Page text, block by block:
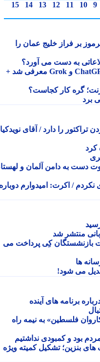
10
11
12
13
14
15
بر فراز خلیج عمان را
به دست می آورد؟
ساعت هوشمند رولمی مجهز به ChatGPT و Grok معرفی شد +
گره کار کجاست؟
را دارد / آقای نویدکیا!
به دامن آلمان و لهستان
/ اکرت: امیدوارم دوباره
منتشر شد
کِی پرداخت می
ها
می شود!
برنامه های آینده
فلسطین» به نیمه راه
و کمبودی نداشتیم
بنزین؛ تشکیل کمیته ویژه